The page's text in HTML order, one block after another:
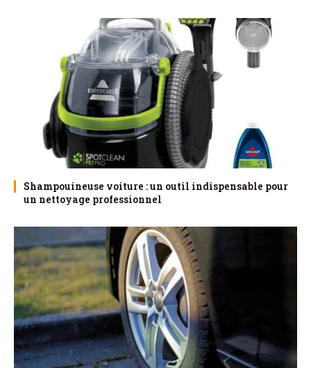
Shampouineuse voiture : un outil indispensable pour
un nettoyage professionnel